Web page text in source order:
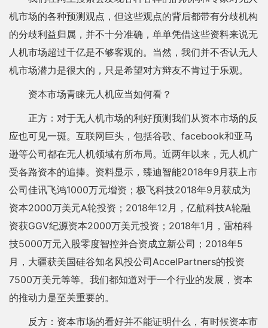
机市场的各种预测观点，但这些观点的背后都带有分歧机构
的分歧利益归属，并不十分准确，单单凭借这些资料来说无
人机市场超过千亿是不够客观的。当然，我们并不否认无人
机市场潜力是很大的，只是希望对方辩友不肯过于乐观。
资本市场青睐无人机应当如何看？
正方：对于无人机市场的利好预测我们从资本市场的反
应也可见一斑。互联网巨头，包括谷歌、facebook和亚马
逊等公司都在无人机领域有所布局。近两年以来，无人机广
受各路资本的追捧。资料显示，臻迪智能2018年9月获上市
公司佳讯飞鸿1000万元增资；极飞科技2018年9月获成为
资本2000万美元A轮投资；2018年12月，亿航科技A轮融
资获GGV纪源资本2000万美元投资；2018年1月，雷柏科
技5000万元入股零度智控并合资成立新公司；2018年5
月，大疆获美国硅谷知名风投公司AccelPartners的投资
7500万美元等等。我们都知道对于一个行业的发展，资本
的推动力是至关重要的。
反方：资本市场的看好并不能证明什么，有时候资本市